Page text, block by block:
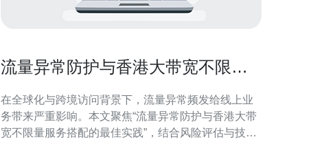
流量异常防护与香港大带宽不限量
在全球化与跨境访问背景下，流量异常频发给线上业
务带来严重影响。本文聚焦“流量异常防护与香港大带
宽不限量服务搭配的最佳实践”，结合风险评估与技术